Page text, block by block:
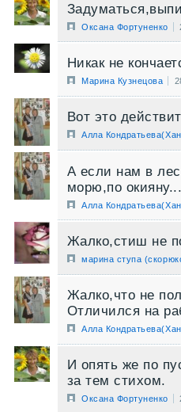
Оксана Фортуненко
Никак не
Марина Кузнецова
Вот это
Алла
А если нам в
морю,по
Алла
Жалко,стиш не
марина ступа
Жалко,что не
Отличился на
Алла
И опять же по
за тем стихом.
Оксана Фортуненко